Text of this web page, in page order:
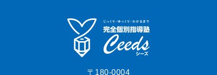
〒180-0004